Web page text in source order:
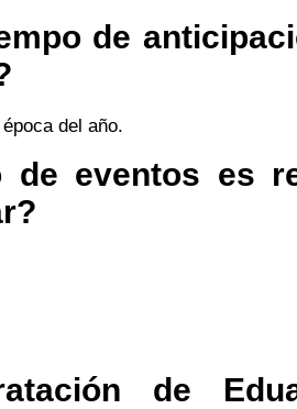
de
del año.
de eventos es
de